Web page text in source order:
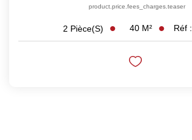
product.price.fees_charges.teaser
2 Pièce(s) 40 M² Réf :